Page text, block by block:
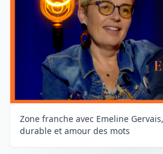
Zone franche avec Emeline
durable et amour des mots